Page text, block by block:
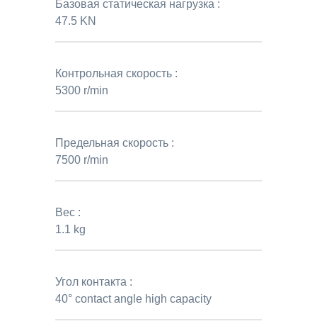
Базовая статическая нагрузка :
47.5 KN
Контрольная скорость :
5300 r/min
Предельная скорость :
7500 r/min
Вес :
1.1 kg
Угол контакта :
40° contact angle high capacity